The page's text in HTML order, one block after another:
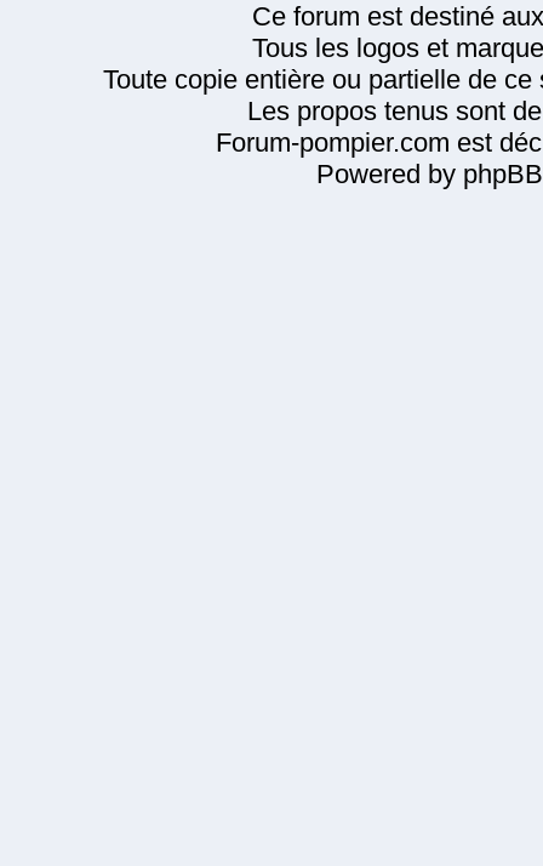
Ce forum est destiné
Tous les logos et
Toute copie entière ou partielle de
Les propos tenus sont
Forum-pompier.com est
Powered by